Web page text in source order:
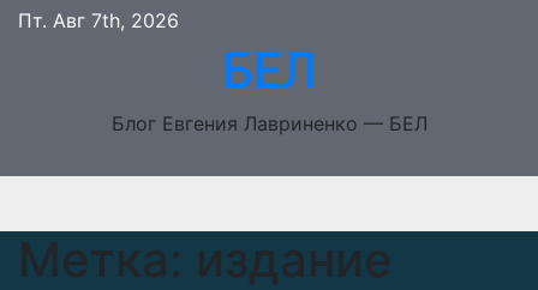
Перейти
Пт. Авг 7th, 2026
БЕЛ
Блог Евгения Лавриненко — БЕЛ
Метка: издание